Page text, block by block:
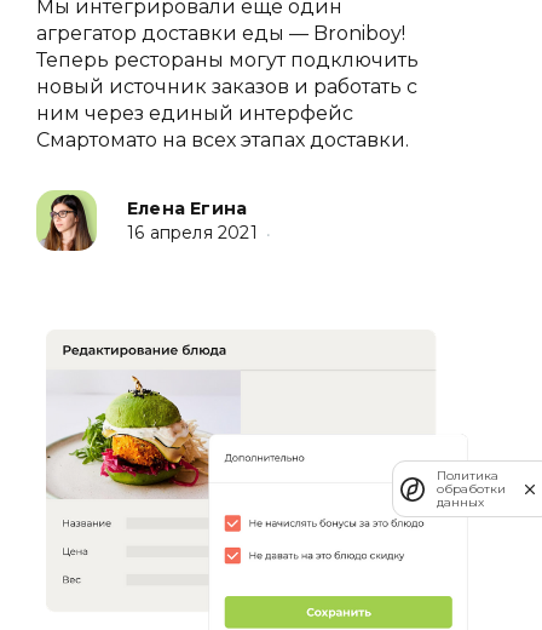
Мы интегрировали еще один
агрегатор доставки еды — Broniboy!
Теперь рестораны могут подключить
новый источник заказов и работать с
ним через единый интерфейс
Смартомато на всех этапах доставки.
Елена Егина
16 апреля 2021
•
Политика
обработки
данных